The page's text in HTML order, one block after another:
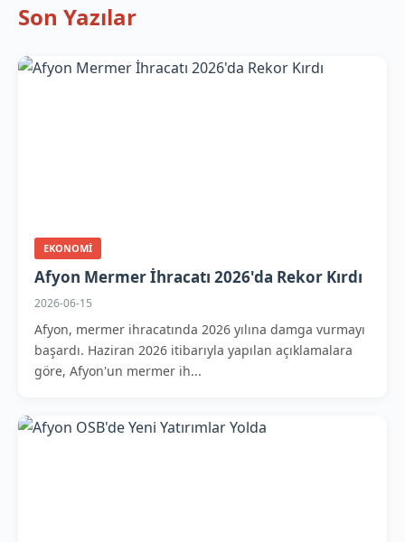
Son Yazılar
EKONOMI
Afyon Mermer İhracatı 2026'da Rekor Kırdı
2026-06-15
Afyon, mermer ihracatında 2026 yılına damga vurmayı
başardı. Haziran 2026 itibarıyla yapılan açıklamalara
göre, Afyon'un mermer ih...